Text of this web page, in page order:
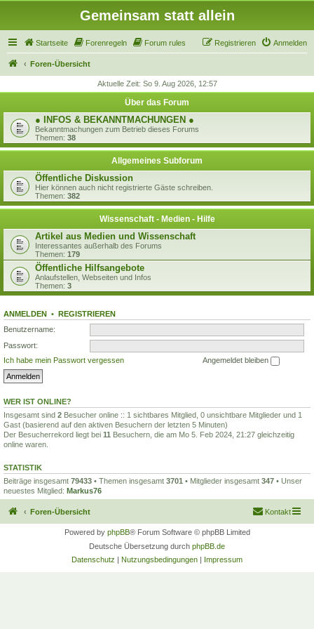
Gemeinsam statt allein
Startseite Forenregeln Forum rules Anmelden
Registrieren
Foren-Übersicht
Aktuelle Zeit: So 9. Aug 2026, 12:57
Über das Forum
● INFOS & BEKANNTMACHUNGEN ●
Bekanntmachungen zum Betrieb dieses Forums
Themen: 38
Allgemeines Subforum
Öffentliche Diskussion
Hier können auch nicht registrierte Gäste schreiben.
Themen: 382
Wissenschaft - Medien - Hilfe
Artikel aus Medien und Wissenschaft
Interessantes außerhalb des Forums
Themen: 179
Öffentliche Hilfsangebote
Anlaufstellen, Webseiten und Infos
Themen: 3
ANMELDEN • REGISTRIEREN
Benutzername:
Passwort:
Ich habe mein Passwort vergessen
Angemeldet bleiben
WER IST ONLINE?
Insgesamt sind 2 Besucher online :: 1 sichtbares Mitglied, 0 unsichtbare Mitglieder und 1
Gast (basierend auf den aktiven Besuchern der letzten 5 Minuten)
Der Besucherrekord liegt bei 11 Besuchern, die am Mo 5. Feb 2024, 21:27 gleichzeitig
online waren.
STATISTIK
Beiträge insgesamt 79433 • Themen insgesamt 3701 • Mitglieder insgesamt 347 • Unser
neuestes Mitglied: Markus76
Foren-Übersicht Kontakt
Powered by phpBB® Forum Software © phpBB Limited
Deutsche Übersetzung durch phpBB.de
Datenschutz | Nutzungsbedingungen | Impressum